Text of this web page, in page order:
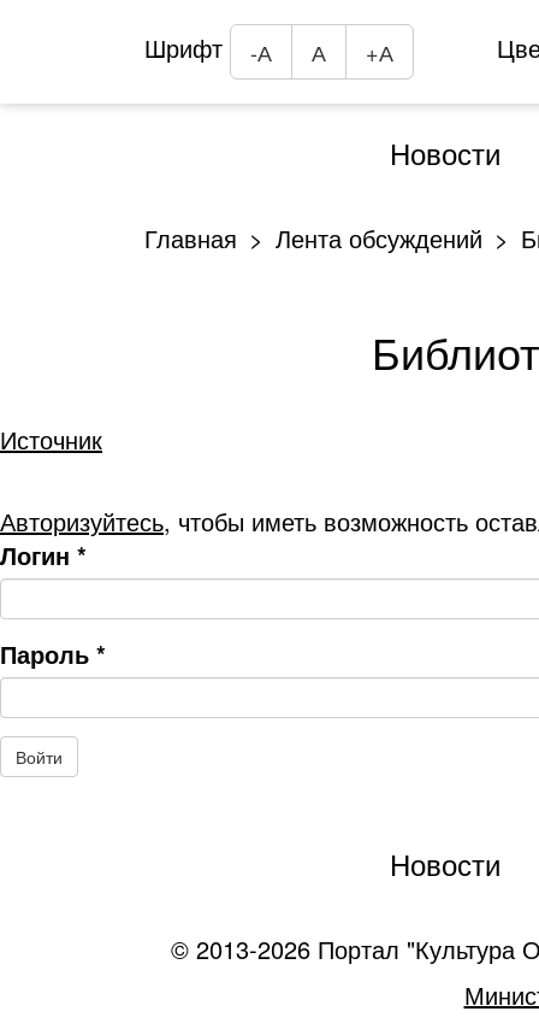
Шрифт -А А +А
Новости
Главная Лента обсуждений
Источник
Авторизуйтесь, чтобы иметь возможность
Логин *
Пароль *
Новости
© 2013-2026 Портал "Культура